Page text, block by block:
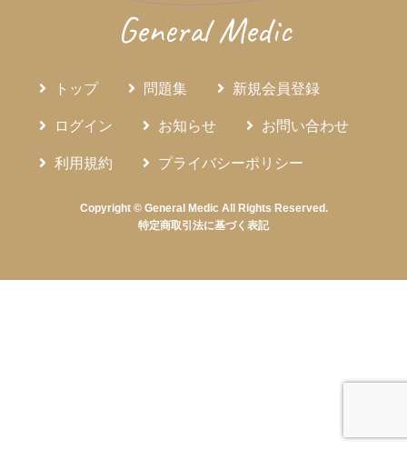
General Medic
トップ 問題集 新規会員登録
ログイン お知らせ お問い合わせ
利用規約 プライバシーポリシー
Copyright © General Medic All Rights Reserved.
特定商取引法に基づく表記